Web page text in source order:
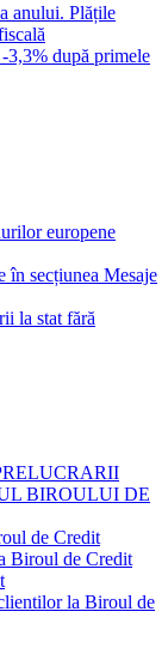
anului. Plățile
3,3% după primele
europene
în secțiunea Mesaje
la stat fără
BIROULUI DE
de Credit
Biroul de Credit
la Biroul de